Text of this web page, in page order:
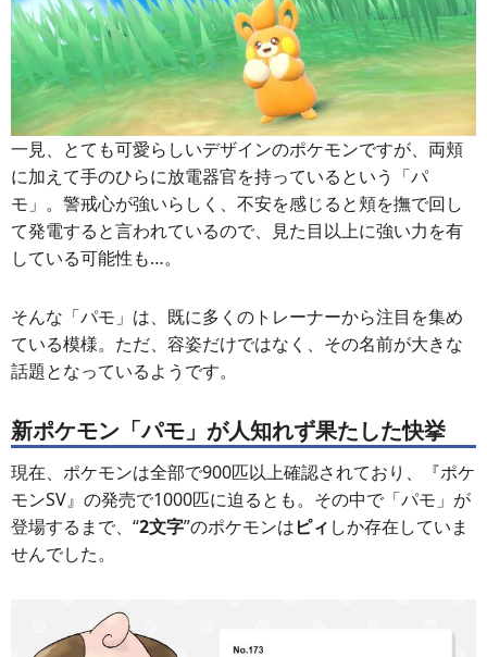
一見、とても可愛らしいデザインのポケモンですが、両頬
に加えて手のひらに放電器官を持っているという「パ
モ」。警戒心が強いらしく、不安を感じると頬を撫で回し
て発電すると言われているので、見た目以上に強い力を有
している可能性も…。
そんな「パモ」は、既に多くのトレーナーから注目を集め
ている模様。ただ、容姿だけではなく、その名前が大きな
話題となっているようです。
新ポケモン「パモ」が人知れず果たした快挙
現在、ポケモンは全部で900匹以上確認されており、『ポケ
モンSV』の発売で1000匹に迫るとも。その中で「パモ」が
登場するまで、“2文字”のポケモンはピィ しか存在していま
せんでした。